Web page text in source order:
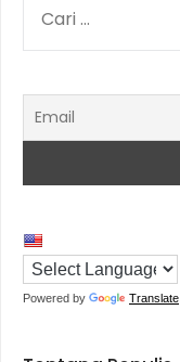
UNTUK:
Powered by Translate